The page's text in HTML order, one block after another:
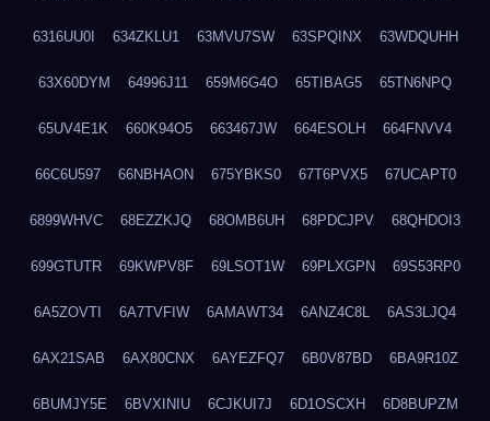
6316UU0I 634ZKLU1 63MVU7SW 63SPQINX 63WDQUHH
63X60DYM 64996J11 659M6G4O 65TIBAG5 65TN6NPQ
65UV4E1K 660K94O5 663467JW 664ESOLH 664FNVV4
66C6U597 66NBHAON 675YBKS0 67T6PVX5 67UCAPT0
6899WHVC 68EZZKJQ 68OMB6UH 68PDCJPV 68QHDOI3
699GTUTR 69KWPV8F 69LSOT1W 69PLXGPN 69S53RP0
6A5ZOVTI 6A7TVFIW 6AMAWT34 6ANZ4C8L 6AS3LJQ4
6AX21SAB 6AX80CNX 6AYEZFQ7 6B0V87BD 6BA9R10Z
6BUMJY5E 6BVXINIU 6CJKUI7J 6D1OSCXH 6D8BUPZM